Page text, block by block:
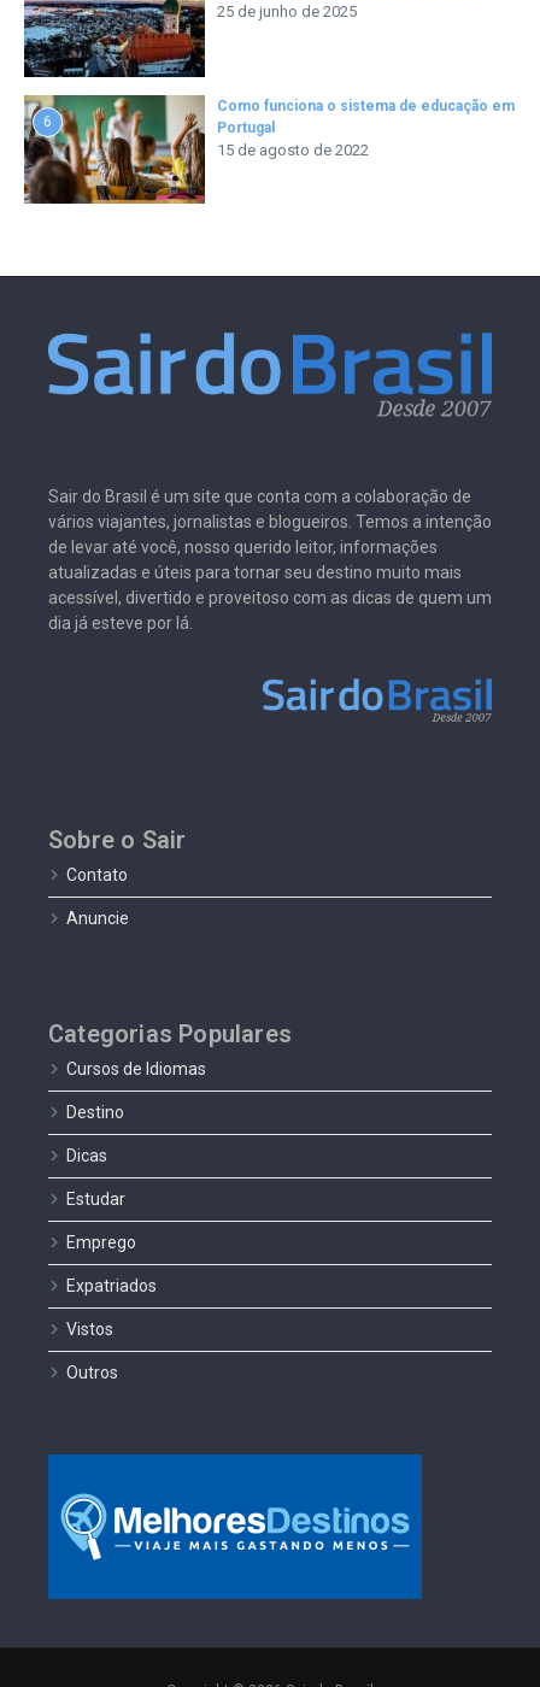
25 de junho de 2025
6
Como funciona o sistema de educação em
Portugal
15 de agosto de 2022
Sair do Brasil é um site que conta com a colaboração de
vários viajantes, jornalistas e blogueiros. Temos a intenção
de levar até você, nosso querido leitor, informações
atualizadas e úteis para tornar seu destino muito mais
acessível, divertido e proveitoso com as dicas de quem um
dia já esteve por lá.
Sobre o Sair
Contato
Anuncie
Categorias Populares
Cursos de Idiomas
Destino
Dicas
Estudar
Emprego
Expatriados
Vistos
Outros